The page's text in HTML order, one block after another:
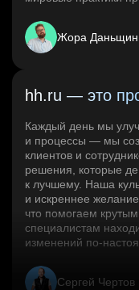
Жора Даньщин
hh.ru — это
Каждый день мы
и процессы — мы
клиентов и
решения, которые
к лучшему. Наша
и искреннее
что помогаем
специалистам
изменений
Сергей Чертов